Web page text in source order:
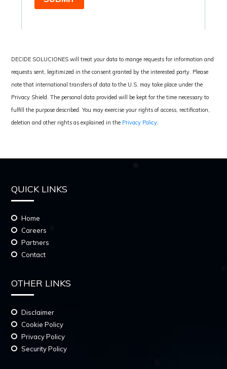
DECIDE SOLUCIONES will treat your data to mange requests for information and
requests sent, legitimized in the consent granted by the interested party. Please
note that international transfers of data to the U.S. may take place under the
Privacy Shield. The personal data provided will be kept for the time necessary to
fulfill the purpose described. You may exercise your rights of access, rectification,
deletion and other rights as explained in the Privacy Policy.
QUICK LINKS
Home
Careers
Partners
Contact
OTHER LINKS
Disclaimer
Cookie Policy
Privacy Policy
Security Policy